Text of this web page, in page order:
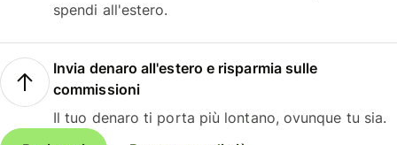
spendi all'estero.
Invia denaro all'estero e risparmia sulle
commissioni
Il tuo denaro ti porta più lontano, ovunque tu sia.